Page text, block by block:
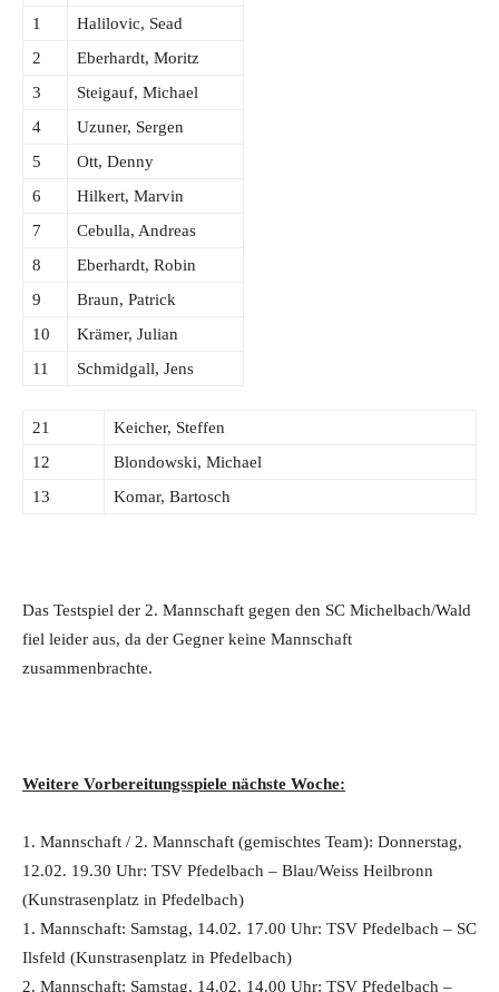
1
Halilovic, Sead
2
Eberhardt, Moritz
3
Steigauf, Michael
4
Uzuner, Sergen
5
Ott, Denny
6
Hilkert, Marvin
7
Cebulla, Andreas
8
Eberhardt, Robin
9
Braun, Patrick
10
Krämer, Julian
11
Schmidgall, Jens
21
Keicher, Steffen
12
Blondowski, Michael
13
Komar, Bartosch
Das Testspiel der 2. Mannschaft gegen den SC Michelbach/Wald
fiel leider aus, da der Gegner keine Mannschaft
zusammenbrachte.
Weitere Vorbereitungsspiele nächste Woche:
1. Mannschaft / 2. Mannschaft (gemischtes Team): Donnerstag,
12.02. 19.30 Uhr: TSV Pfedelbach – Blau/Weiss Heilbronn
(Kunstrasenplatz in Pfedelbach)
1. Mannschaft: Samstag, 14.02. 17.00 Uhr: TSV Pfedelbach – SC
Ilsfeld (Kunstrasenplatz in Pfedelbach)
2. Mannschaft: Samstag, 14.02. 14.00 Uhr: TSV Pfedelbach –